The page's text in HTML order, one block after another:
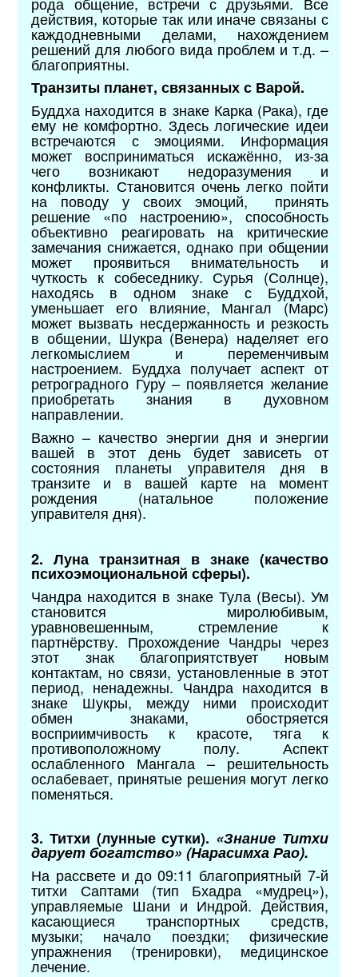
действия, которые так или иначе связаны с
каждодневными делами, нахождением
решений для любого вида проблем и т.д. –
благоприятны.
Транзиты планет, связанных с Варой.
Буддха находится в знаке Карка (Рака), где
ему не комфортно. Здесь логические идеи
встречаются с эмоциями. Информация
может восприниматься искажённо, из-за
чего возникают недоразумения и
конфликты. Становится очень легко пойти
на поводу у своих эмоций, принять
решение «по настроению», способность
объективно реагировать на критические
замечания снижается, однако при общении
может проявиться внимательность и
чуткость к собеседнику. Сурья (Солнце),
находясь в одном знаке с Буддхой,
уменьшает его влияние, Мангал (Марс)
может вызвать несдержанность и резкость
в общении, Шукра (Венера) наделяет его
легкомыслием и переменчивым
настроением. Буддха получает аспект от
ретроградного Гуру – появляется желание
приобретать знания в духовном
направлении.
Важно – качество энергии дня и энергии
вашей в этот день будет зависеть от
состояния планеты управителя дня в
транзите и в вашей карте на момент
рождения (натальное положение
управителя дня).
2. Луна транзитная в знаке (качество
психоэмоциональной сферы).
Чандра находится в знаке Тула (Весы). Ум
становится миролюбивым,
уравновешенным, стремление к
партнёрству. Прохождение Чандры через
этот знак благоприятствует новым
контактам, но связи, установленные в этот
период, ненадежны. Чандра находится в
знаке Шукры, между ними происходит
обмен знаками, обостряется
восприимчивость к красоте, тяга к
противоположному полу. Аспект
ослабленного Мангала – решительность
ослабевает, принятые решения могут легко
поменяться.
3. Титхи (лунные сутки). «Знание Титхи
дарует богатство» (Нарасимха Рао).
На рассвете и до 09:11 благоприятный 7-й
титхи Саптами (тип Бхадра «мудрец»),
управляемые Шани и Индрой. Действия,
касающиеся транспортных средств,
музыки; начало поездки; физические
упражнения (тренировки), медицинское
лечение.